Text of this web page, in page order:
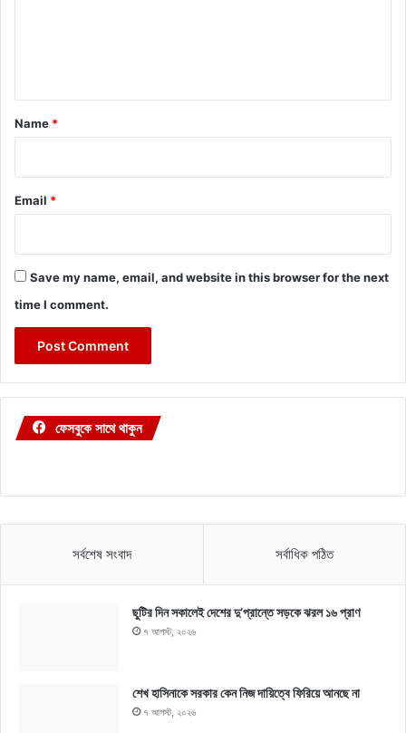
*
Name *
Email *
Save my name, email, and website in this browser for the next
time I comment.
ফেসবুকে সাথে থাকুন
সর্বশেষ সংবাদ সর্বাধিক পঠিত
ছুটির দিন সকালেই দেশের দু’প্রান্তে সড়কে ঝরল ১৬ প্রাণ
৭ আগস্ট, ২০২৬
শেখ হাসিনাকে সরকার কেন নিজ দায়িত্বে ফিরিয়ে আনছে না
৭ আগস্ট, ২০২৬